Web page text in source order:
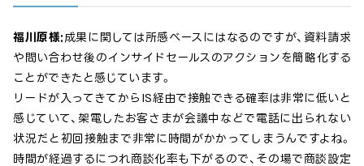
福川原様: 成果に関しては所感ベースにはなるのですが、資料請求
や問い合わせ後のインサイドセールスのアクションを簡略化する
ことができたと感じています。
リードが入ってきてからIS経由で接触できる確率は非常に低いと
感じていて、架電したお客さまが会議中などで電話に出られない
状況だと初回接触まで非常に時間がかかってしまうんですよね。
時間が経過するにつれ商談化率も下がるので、その場で商談設定